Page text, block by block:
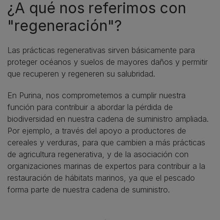
¿A qué nos referimos con
"regeneración"?
Las prácticas regenerativas sirven básicamente para
proteger océanos y suelos de mayores daños y permitir
que recuperen y regeneren su salubridad.
En Purina, nos comprometemos a cumplir nuestra
función para contribuir a abordar la pérdida de
biodiversidad en nuestra cadena de suministro ampliada.
Por ejemplo, a través del apoyo a productores de
cereales y verduras, para que cambien a más prácticas
de agricultura regenerativa, y de la asociación con
organizaciones marinas de expertos para contribuir a la
restauración de hábitats marinos, ya que el pescado
forma parte de nuestra cadena de suministro.